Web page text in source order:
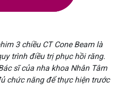
3 chiều CT Cone Beam là
trình điều trị phục hồi răng.
sĩ của nha khoa Nhân Tâm
chức năng để thực hiện trước